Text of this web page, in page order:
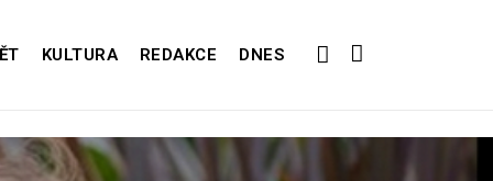
KULTURA REDAKCE DNES